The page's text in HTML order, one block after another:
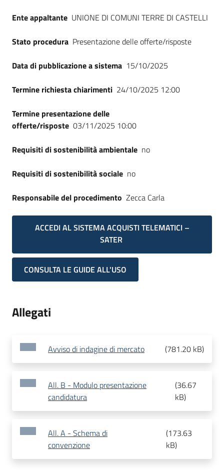
Ente appaltante UNIONE DI COMUNI TERRE DI CASTELLI
Stato procedura Presentazione delle offerte/risposte
Data di pubblicazione a sistema 15/10/2025
Termine richiesta chiarimenti 24/10/2025 12:00
Termine presentazione delle
offerte/risposte 03/11/2025 10:00
Requisiti di sostenibilità ambientale no
Requisiti di sostenibilità sociale no
Responsabile del procedimento Zecca Carla
ACCEDI AL SISTEMA ACQUISTI TELEMATICI –
SATER
CONSULTA LE GUIDE ALL'USO
Allegati
Avviso di indagine di mercato (781.20 kB)
All. B - Modulo presentazione
candidatura
(36.67
kB)
All. A - Schema di
convenzione
(173.63
kB)